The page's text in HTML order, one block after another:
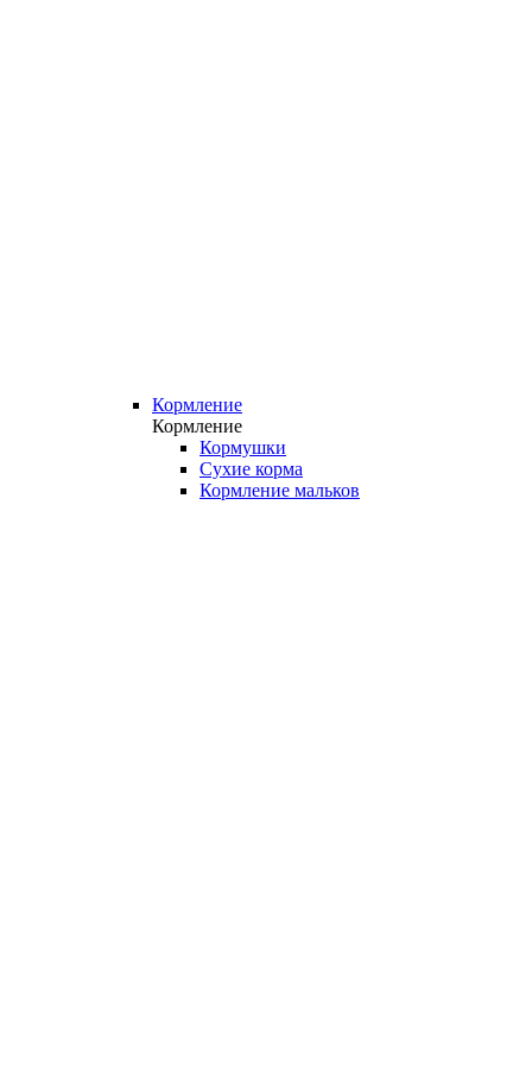
Кормление
Кормление
Кормушки
Сухие корма
Кормление мальков